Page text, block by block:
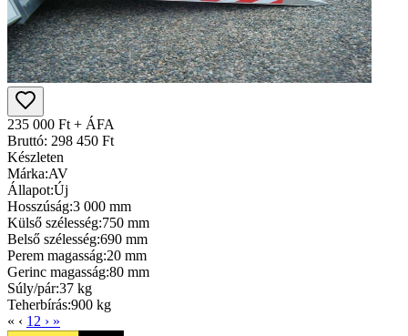
235 000 Ft + ÁFA
Bruttó: 298 450 Ft
Készleten
Márka:AV
Állapot:Új
Hosszúság:3 000 mm
Külső szélesség:750 mm
Belső szélesség:690 mm
Perem magasság:20 mm
Gerinc magasság:80 mm
Súly/pár:37 kg
Teherbírás:900 kg
« ‹ 1 2 › »